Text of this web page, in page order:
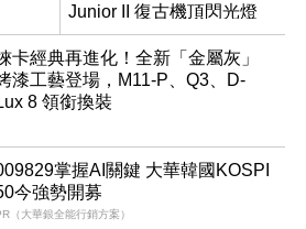
Junior II 復古機頂閃光燈
卡經典再進化！全新「金屬灰」
漆工藝登場，M11-P、Q3、D-
8 領銜換裝
掌握AI關鍵 大華韓國KOSPI
今強勢開募
（大華銀全能行銷方案）